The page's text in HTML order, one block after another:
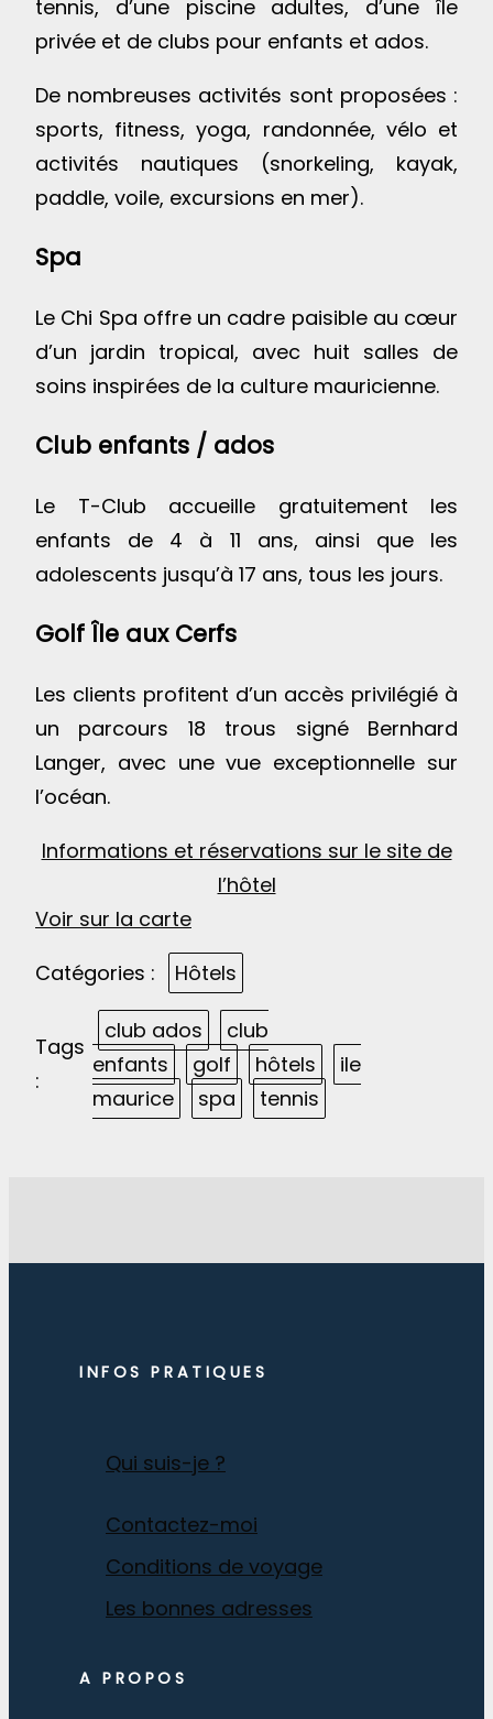
tennis, d’une piscine adultes, d’une île
privée et de clubs pour enfants et ados.
De nombreuses activités sont proposées :
sports, fitness, yoga, randonnée, vélo et
activités nautiques (snorkeling, kayak,
paddle, voile, excursions en mer).
Spa
Le Chi Spa offre un cadre paisible au cœur
d’un jardin tropical, avec huit salles de
soins inspirées de la culture mauricienne.
Club enfants / ados
Le T-Club accueille gratuitement les
enfants de 4 à 11 ans, ainsi que les
adolescents jusqu’à 17 ans, tous les jours.
Golf Île aux Cerfs
Les clients profitent d’un accès privilégié à
un parcours 18 trous signé Bernhard
Langer, avec une vue exceptionnelle sur
l’océan.
Informations et réservations sur le site de
l’hôtel
Voir sur la carte
Catégories :
Hôtels
Tags
:
club ados
club
enfants
golf hôtels
ile
maurice
spa tennis
INFOS PRATIQUES
Qui suis-je ?
Contactez-moi
Conditions de voyage
Les bonnes adresses
A PROPOS